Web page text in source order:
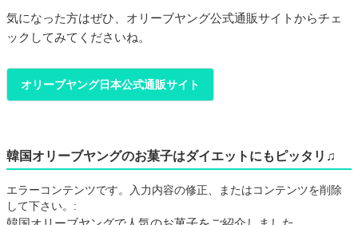
気になった方はぜひ、オリーブヤング公式通販サイトからチェ
ックしてみてくださいね。
オリーブヤング日本公式通販サイト
韓国オリーブヤングのお菓子はダイエットにもピッタリ♫
エラーコンテンツです。入力内容の修正、またはコンテンツを削除
して下さい。: